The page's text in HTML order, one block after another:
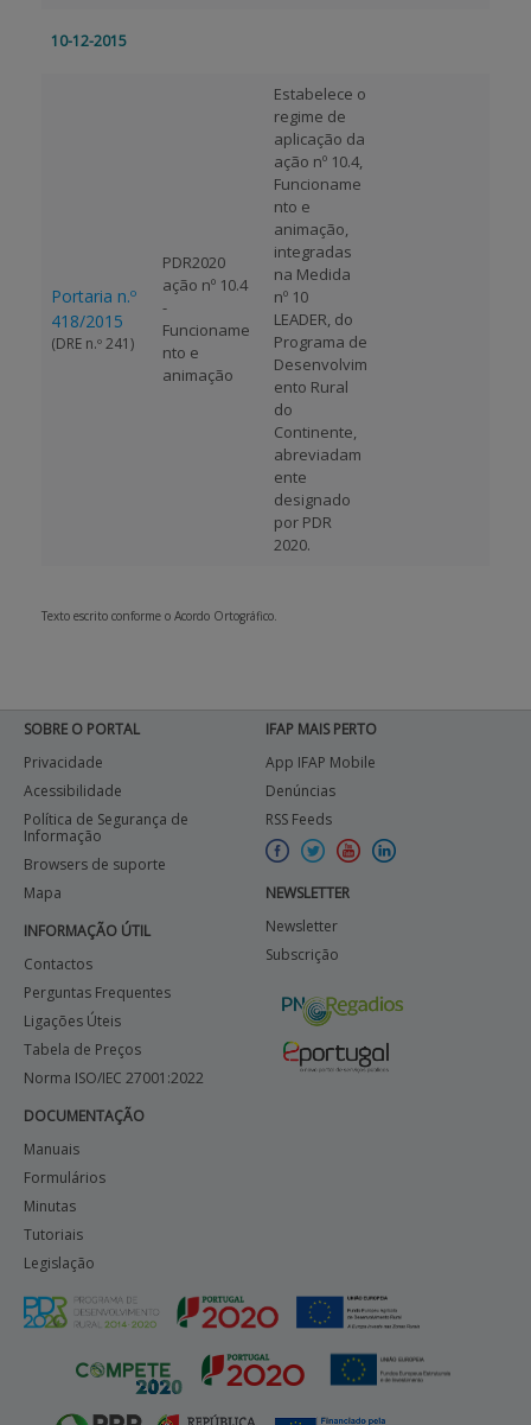
10-12-2015
Portaria n.º
418/2015
(DRE n.º 241)
PDR2020
ação nº 10.4
-
Funcioname
nto e
animação
Estabelece o
regime de
aplicação da
ação nº 10.4,
Funcioname
nto e
animação,
integradas
na Medida
nº 10 
LEADER, do
Programa de
Desenvolvim
ento Rural
do
Continente,
abreviadam
ente
designado
por PDR
2020.
Texto escrito conforme o Acordo Ortográfico.
SOBRE O PORTAL
Privacidade
Acessibilidade
Política de Segurança de
Informação
Browsers de suporte
Mapa
INFORMAÇÃO ÚTIL
Contactos
Perguntas Frequentes
Ligações Úteis
Tabela de Preços
Norma ISO/IEC 27001:2022
DOCUMENTAÇÃO
Manuais
Formulários
Minutas
Tutoriais
Legislação
IFAP MAIS PERTO
App IFAP Mobile
Denúncias
RSS Feeds
NEWSLETTER
Newsletter
Subscrição